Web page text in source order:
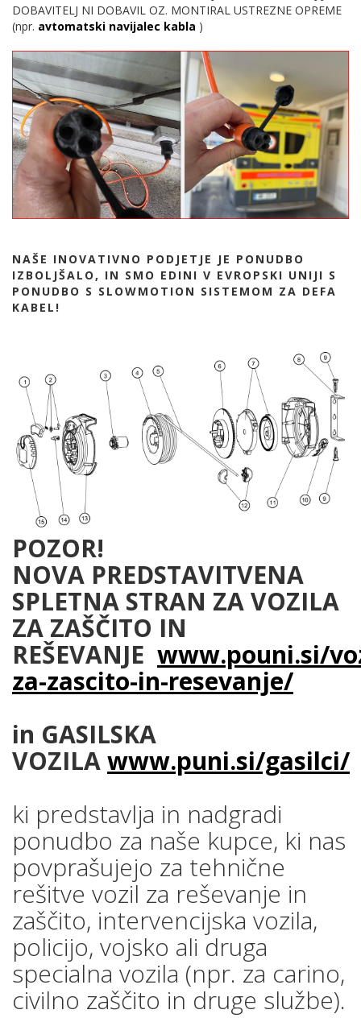
DOBAVITELJ NI DOBAVIL OZ. MONTIRAL USTREZNE OPREME
(npr. avtomatski navijalec kabla )
NAŠE INOVATIVNO PODJETJE JE PONUDBO
IZBOLJŠALO, IN SMO EDINI V EVROPSKI UNIJI S
PONUDBO S SLOWMOTION SISTEMOM ZA DEFA
KABEL!
POZOR!
NOVA PREDSTAVITVENA
SPLETNA STRAN ZA VOZILA
ZA ZAŠČITO IN
REŠEVANJE www.pouni.si/
za-zascito-in-resevanje/
in GASILSKA
VOZILAwww.puni.si/gasilci/
ki predstavlja in nadgradi
ponudbo za naše kupce, ki nas
povprašujejo za tehnične
rešitve vozil za reševanje in
zaščito, intervencijska vozila,
policijo, vojsko ali druga
specialna vozila (npr. za carino,
civilno zaščito in druge službe).